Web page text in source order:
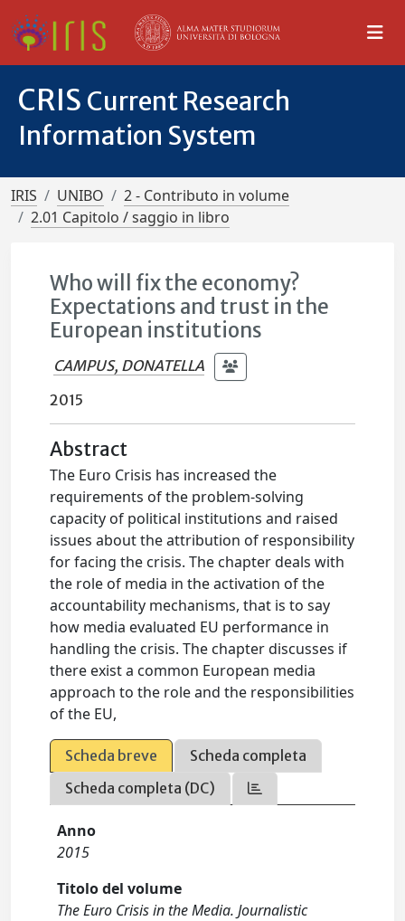
CRIS Current Research
Information System
IRIS UNIBO
2 - Contributo in volume
2.01 Capitolo / saggio in libro
Who will fix the economy?
Expectations and trust in the
European institutions
CAMPUS, DONATELLA
2015
Abstract
The Euro Crisis has increased the
requirements of the problem-solving
capacity of political institutions and raised
issues about the attribution of responsibility
for facing the crisis. The chapter deals with
the role of media in the activation of the
accountability mechanisms, that is to say
how media evaluated EU performance in
handling the crisis. The chapter discusses if
there exist a common European media
approach to the role and the responsibilities
of the EU,
Scheda breve
Scheda completa
Scheda completa (DC)
Anno
2015
Titolo del volume
The Euro Crisis in the Media. Journalistic